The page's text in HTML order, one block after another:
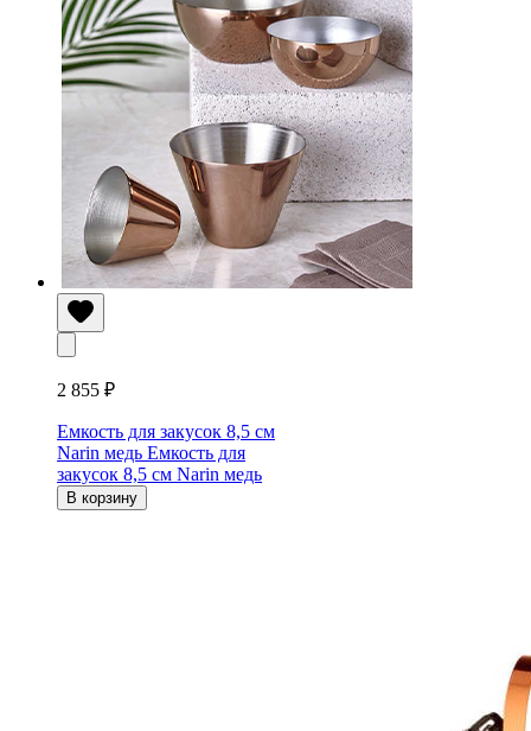
2 855 ₽
Емкость для закусок 8,5 см
Narin медь Емкость для
закусок 8,5 см Narin медь
В корзину